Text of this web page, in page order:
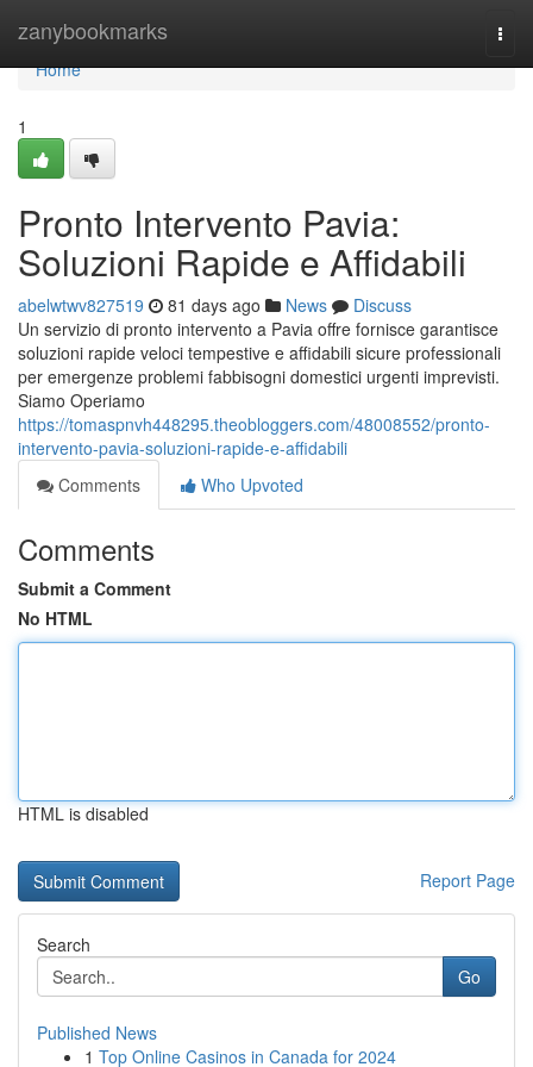
zanybookmarks
Home
Home
1
Pronto Intervento Pavia:
Soluzioni Rapide e Affidabili
abelwtwv827519 81 days ago News
Discuss
Un servizio di pronto intervento a Pavia offre fornisce garantisce
soluzioni rapide veloci tempestive e affidabili sicure professionali
per emergenze problemi fabbisogni domestici urgenti imprevisti.
Siamo Operiamo
https://tomaspnvh448295.theobloggers.com/48008552/pronto-
intervento-pavia-soluzioni-rapide-e-affidabili
Comments
Who Upvoted
Comments
Submit a Comment
No HTML
HTML is disabled
Report Page
Search
Go
Published News
1 Top Online Casinos in Canada for 2024